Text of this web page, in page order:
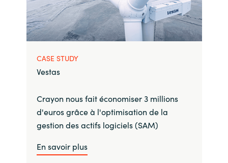
CASE STUDY
Vestas
Crayon nous fait économiser 3 millions
d'euros grâce à l'optimisation de la
gestion des actifs logiciels (SAM)
En savoir plus